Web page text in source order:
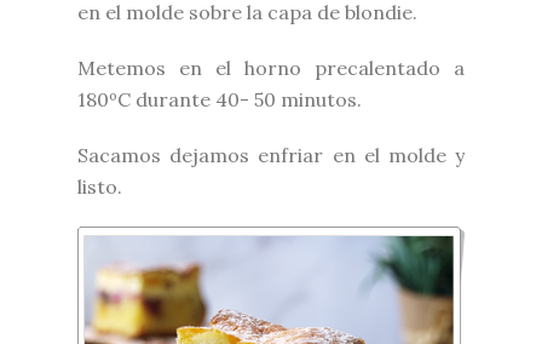
en el molde sobre la capa de blondie.
Metemos en el horno precalentado a
180ºC durante 40- 50 minutos.
Sacamos dejamos enfriar en el molde y
listo.